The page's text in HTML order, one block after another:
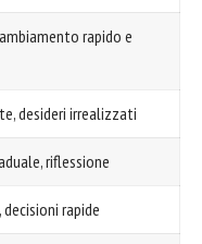
rapido e
desideri irrealizzati
riflessione
rapide